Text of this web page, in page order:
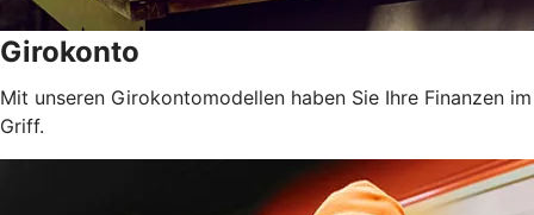
Girokonto
Mit unseren Girokontomodellen haben Sie Ihre Finanzen im
Griff.